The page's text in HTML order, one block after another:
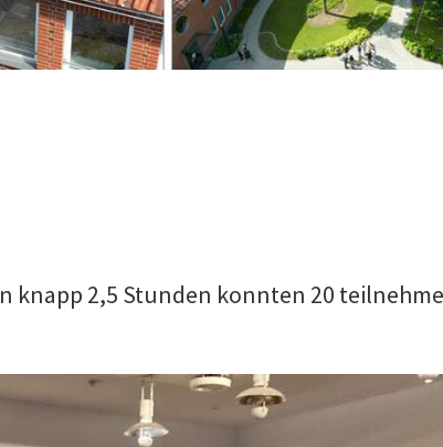
knapp 2,5 Stunden konnten 20